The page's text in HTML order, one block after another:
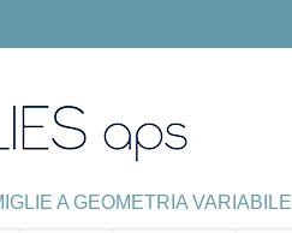
A GEOMETRIA VARIABILE